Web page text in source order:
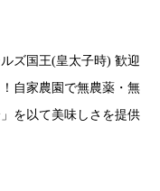
ズ国王(皇太子時) 歓迎
自家農園で無農薬・無
を以て美味しさを提供